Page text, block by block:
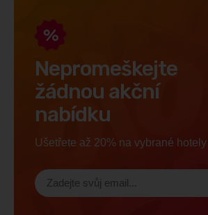
Nepromeškejte
žádnou akční
nabídku
Ušetřete až 20% na vybrané hotely